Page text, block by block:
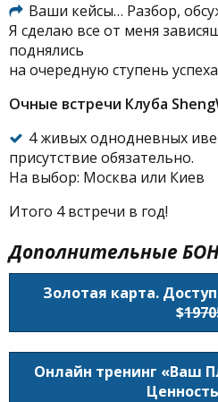
Ваши кейсы… Разбор,
Я сделаю все от меня
поднялись
на очередную ступень
Очные встречи Клуба
4 живых однодневных
присутствие обязательно.
На выбор: Москва или Киев
Итого 4 встречи в год!
Дополнительные
Золотая карта.
$
Онлайн тренинг «Ваш